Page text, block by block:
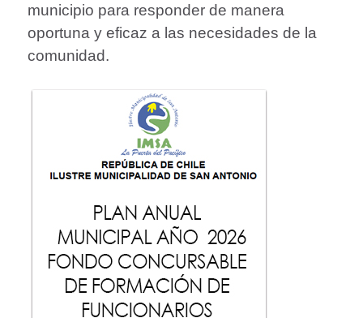
municipio para responder de manera
oportuna y eficaz a las necesidades de la
comunidad.